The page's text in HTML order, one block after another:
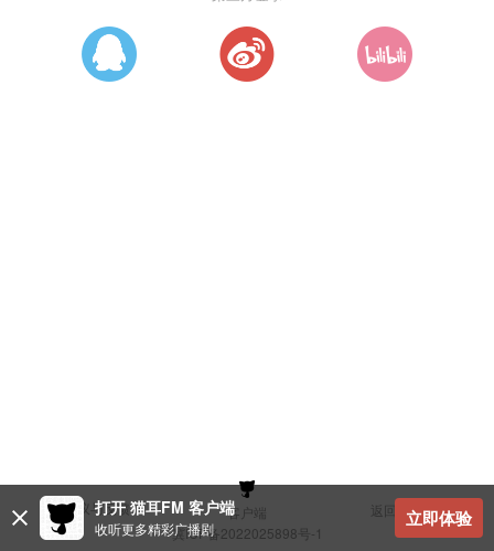
建议与反馈 客户端
返回顶部
冀ICP备2022025898号-1
打开 猫耳FM 客户端
收听更多精彩广播剧 立即体验